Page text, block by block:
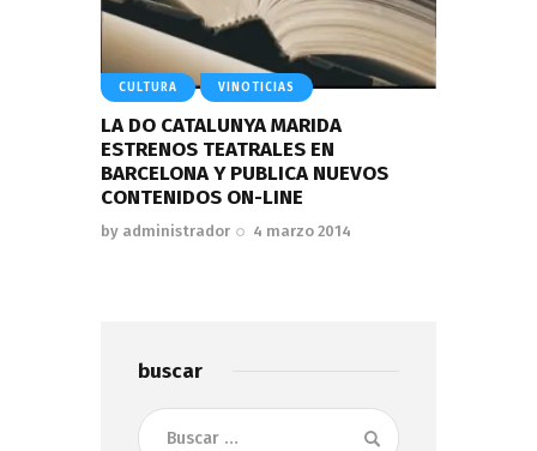
CULTURA VINOTICIAS
LA DO CATALUNYA MARIDA
ESTRENOS TEATRALES EN
BARCELONA Y PUBLICA NUEVOS
CONTENIDOS ON-LINE
by administrador 4 marzo 2014
buscar
Buscar: